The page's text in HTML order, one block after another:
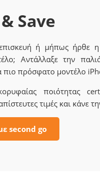
Save
ή μήπως ήρθε
Αντάλλαξε την
πιο πρόσφατο μοντέλο
ποιότητας
τιμές και κάνε
second go